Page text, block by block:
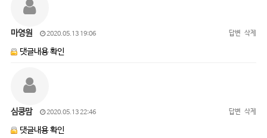
마영원 2020.05.13 19:06 답변 삭제
댓글내용 확인
심쿵맘 2020.05.13 22:46 답변 삭제
댓글내용 확인